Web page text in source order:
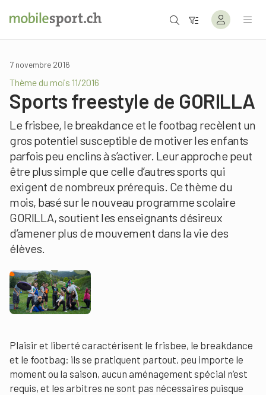
7 novembre 2016
Thème du mois 11/2016
Sports freestyle de GORILLA
Le frisbee, le breakdance et le footbag recèlent un
gros potentiel susceptible de motiver les enfants
parfois peu enclins à s’activer. Leur approche peut
être plus simple que celle d’autres sports qui
exigent de nombreux prérequis. Ce thème du
mois, basé sur le nouveau programme scolaire
GORILLA, soutient les enseignants désireux
d’amener plus de mouvement dans la vie des
élèves.
Plaisir et liberté caractérisent le frisbee, le breakdance
et le footbag: ils se pratiquent partout, peu importe le
moment ou la saison, aucun aménagement spécial n’est
requis, et les arbitres ne sont pas nécessaires puisque